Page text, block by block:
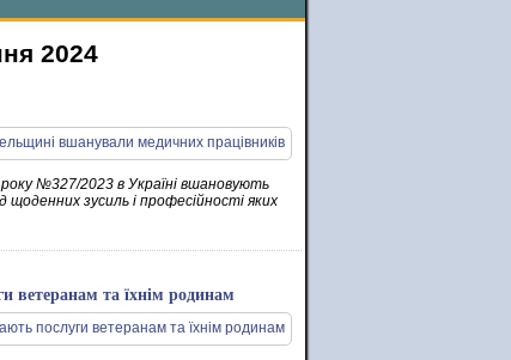
2024
року №327/2023 в Україні вшановують
щоденних зусиль і професійності яких
ветеранам та їхнім родинам